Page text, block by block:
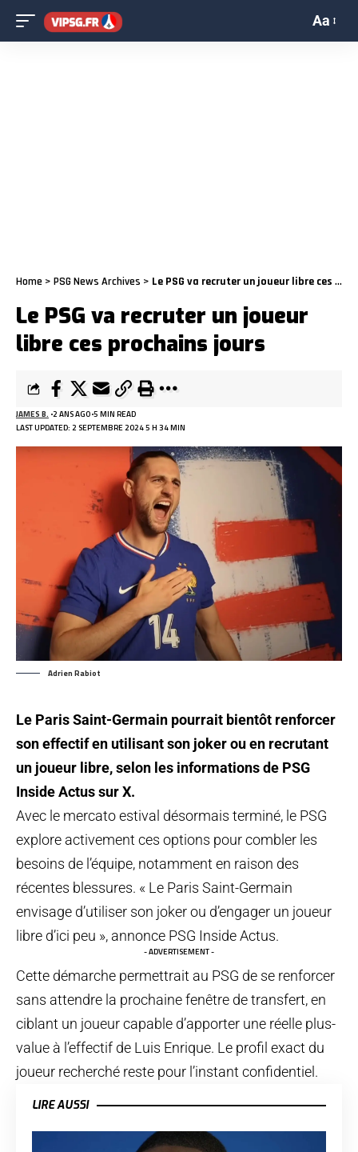
Aa
Home > PSG News Archives > Le PSG va recruter un joueur libre ces prochains jours
Le PSG va recruter un joueur
libre ces prochains jours
LAST UPDATED: 2 SEPTEMBRE 2024 5 H 34 MIN
JAMES B. 2 ANS AGO 5 MIN READ
Adrien Rabiot
Le Paris Saint-Germain pourrait bientôt renforcer
son effectif en utilisant son joker ou en recrutant
un joueur libre, selon les informations de PSG
Inside Actus sur X.
Avec le mercato estival désormais terminé, le PSG
explore activement ces options pour combler les
besoins de l’équipe, notamment en raison des
récentes blessures. « Le Paris Saint-Germain
envisage d’utiliser son joker ou d’engager un joueur
libre d’ici peu », annonce PSG Inside Actus.
- ADVERTISEMENT -
Cette démarche permettrait au PSG de se renforcer
sans attendre la prochaine fenêtre de transfert, en
ciblant un joueur capable d’apporter une réelle plus-
value à l’effectif de Luis Enrique. Le profil exact du
joueur recherché reste pour l’instant confidentiel.
LIRE AUSSI